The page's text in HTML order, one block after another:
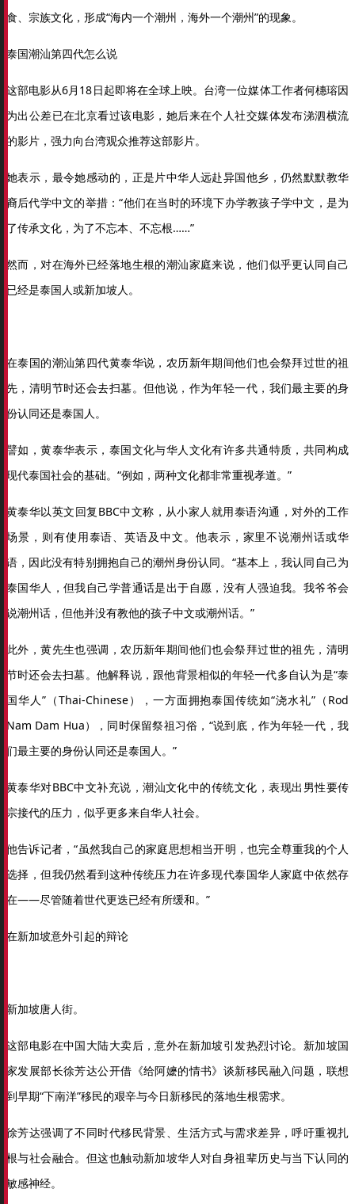
食、宗族文化，形成“海内一个潮州，海外一个潮州”的现象。
泰国潮汕第四代怎么说
这部电影从6月18日起即将在全球上映。台湾一位媒体工作者何橞瑢因
为出公差已在北京看过该电影，她后来在个人社交媒体发布涕泗横流
的影片，强力向台湾观众推荐这部影片。
她表示，最令她感动的，正是片中华人远赴异国他乡，仍然默默教华
裔后代学中文的举措：“他们在当时的环境下办学教孩子学中文，是为
了传承文化，为了不忘本、不忘根……”
然而，对在海外已经落地生根的潮汕家庭来说，他们似乎更认同自己
已经是泰国人或新加坡人。
在泰国的潮汕第四代黄泰华说，农历新年期间他们也会祭拜过世的祖
先，清明节时还会去扫墓。但他说，作为年轻一代，我们最主要的身
份认同还是泰国人。
譬如，黄泰华表示，泰国文化与华人文化有许多共通特质，共同构成
现代泰国社会的基础。“例如，两种文化都非常重视孝道。”
黄泰华以英文回复BBC中文称，从小家人就用泰语沟通，对外的工作
场景，则有使用泰语、英语及中文。他表示，家里不说潮州话或华
语，因此没有特别拥抱自己的潮州身份认同。“基本上，我认同自己为
泰国华人，但我自己学普通话是出于自愿，没有人强迫我。我爷爷会
说潮州话，但他并没有教他的孩子中文或潮州话。”
此外，黄先生也强调，农历新年期间他们也会祭拜过世的祖先，清明
节时还会去扫墓。他解释说，跟他背景相似的年轻一代多自认为是“泰
国华人”（Thai-Chinese），一方面拥抱泰国传统如“浇水礼”（Rod
Nam Dam Hua），同时保留祭祖习俗，“说到底，作为年轻一代，我
们最主要的身份认同还是泰国人。”
黄泰华对BBC中文补充说，潮汕文化中的传统文化，表现出男性要传
宗接代的压力，似乎更多来自华人社会。
他告诉记者，“虽然我自己的家庭思想相当开明，也完全尊重我的个人
选择，但我仍然看到这种传统压力在许多现代泰国华人家庭中依然存
在——尽管随着世代更迭已经有所缓和。”
在新加坡意外引起的辩论
新加坡唐人街。
这部电影在中国大陆大卖后，意外在新加坡引发热烈讨论。新加坡国
家发展部长徐芳达公开借《给阿嬷的情书》谈新移民融入问题，联想
到早期“下南洋”移民的艰辛与今日新移民的落地生根需求。
徐芳达强调了不同时代移民背景、生活方式与需求差异，呼吁重视扎
根与社会融合。但这也触动新加坡华人对自身祖辈历史与当下认同的
敏感神经。